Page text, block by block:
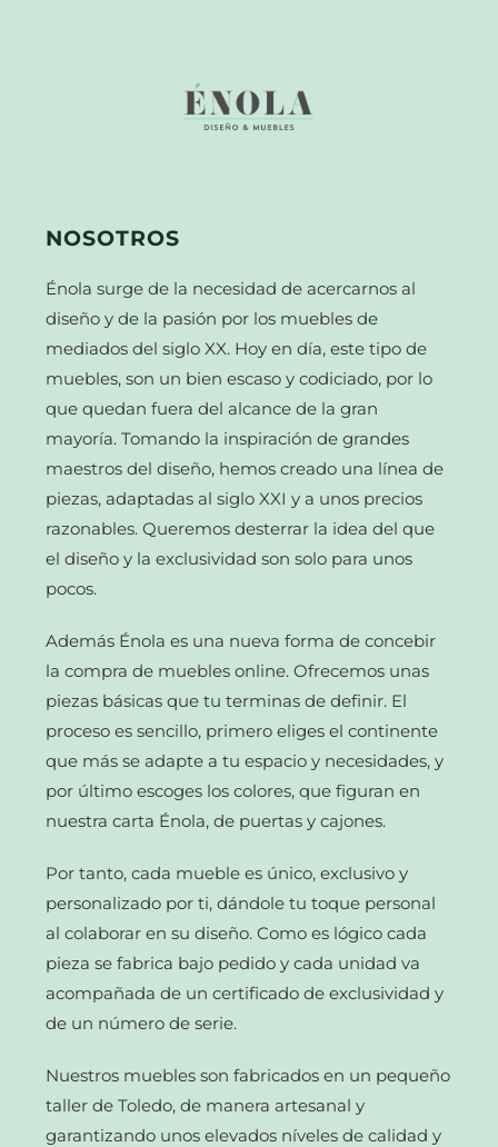
NOSOTROS
Énola surge de la necesidad de acercarnos al
diseño y de la pasión por los muebles de
mediados del siglo XX. Hoy en día, este tipo de
muebles, son un bien escaso y codiciado, por lo
que quedan fuera del alcance de la gran
mayoría. Tomando la inspiración de grandes
maestros del diseño, hemos creado una línea de
piezas, adaptadas al siglo XXI y a unos precios
razonables. Queremos desterrar la idea del que
el diseño y la exclusividad son solo para unos
pocos.
Además Énola es una nueva forma de concebir
la compra de muebles online. Ofrecemos unas
piezas básicas que tu terminas de definir. El
proceso es sencillo, primero eliges el continente
que más se adapte a tu espacio y necesidades, y
por último escoges los colores, que figuran en
nuestra carta Énola, de puertas y cajones.
Por tanto, cada mueble es único, exclusivo y
personalizado por ti, dándole tu toque personal
al colaborar en su diseño. Como es lógico cada
pieza se fabrica bajo pedido y cada unidad va
acompañada de un certificado de exclusividad y
de un número de serie.
Nuestros muebles son fabricados en un pequeño
taller de Toledo, de manera artesanal y
garantizando unos elevados níveles de calidad y